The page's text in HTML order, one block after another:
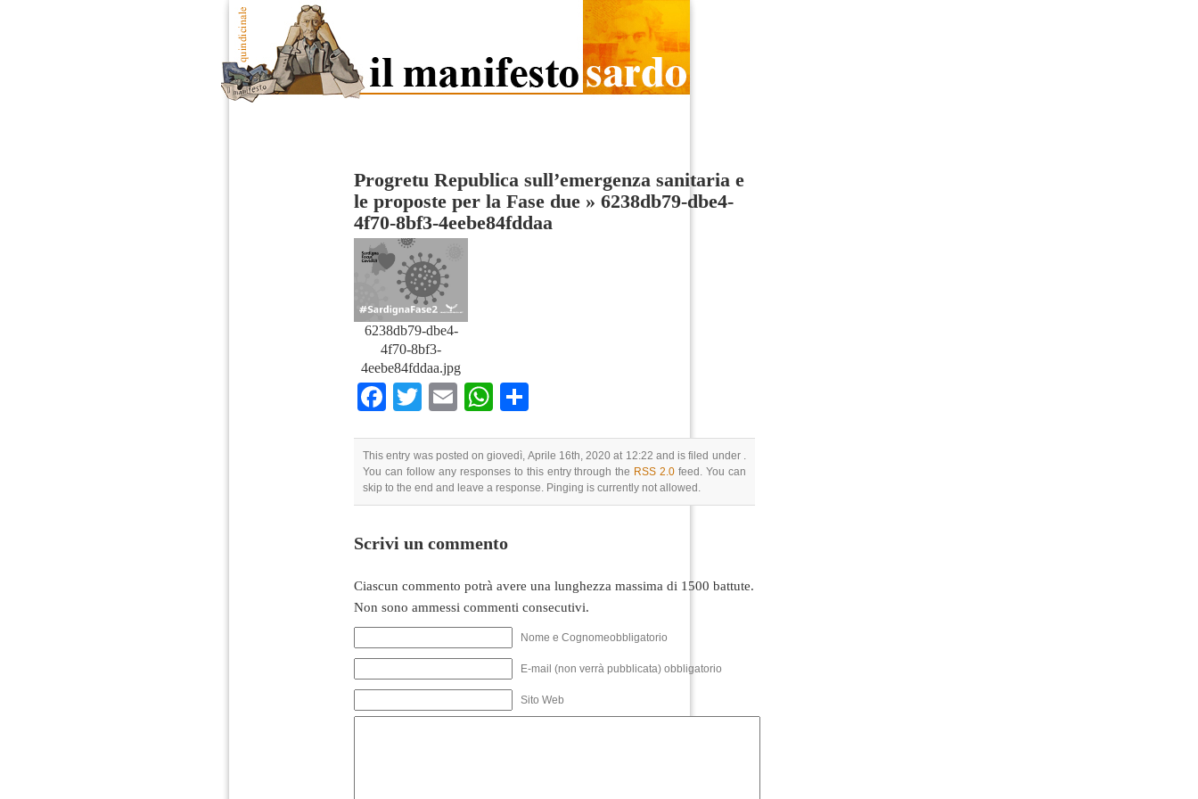
Progretu Republica sull’emergenza sanitaria e
le proposte per la Fase due » 6238db79-dbe4-
4f70-8bf3-4eebe84fddaa
6238db79-dbe4-
4f70-8bf3-
4eebe84fddaa.jpg
Facebook
TwitterEmailWhatsApp
This entry was posted on giovedì, Aprile 16th, 2020 at 12:22 and is filed under .
You can follow any responses to this entry through the RSS 2.0 feed. You can
skip to the end and leave a response. Pinging is currently not allowed.
Scrivi un commento
Ciascun commento potrà avere una lunghezza massima di 1500 battute.
Non sono ammessi commenti consecutivi.
Nome e Cognomeobbligatorio
E-mail (non verrà pubblicata) obbligatorio
Sito Web